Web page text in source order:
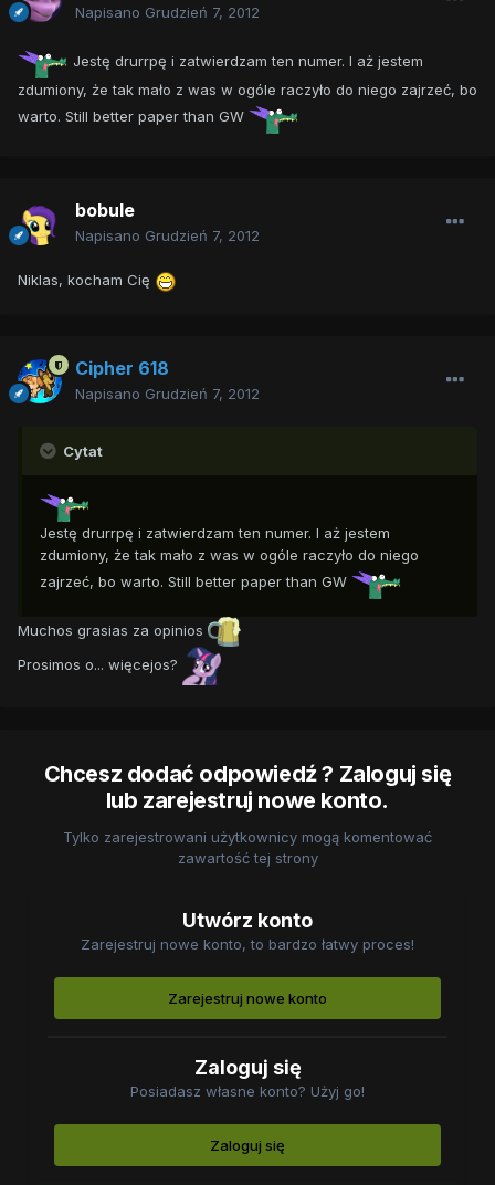
Napisano Grudzień 7, 2012
Jestę drurrpę i zatwierdzam ten numer. I aż jestem
zdumiony, że tak mało z was w ogóle raczyło do niego zajrzeć, bo
warto. Still better paper than GW
bobule
Napisano Grudzień 7, 2012
Niklas, kocham Cię
Cipher 618
Napisano Grudzień 7, 2012
Cytat
Jestę drurrpę i zatwierdzam ten numer. I aż jestem
zdumiony, że tak mało z was w ogóle raczyło do niego
zajrzeć, bo warto. Still better paper than GW
Muchos grasias za opinios
Prosimos o... więcejos?
Chcesz dodać odpowiedź ? Zaloguj się
lub zarejestruj nowe konto.
Tylko zarejestrowani użytkownicy mogą komentować
zawartość tej strony
Utwórz konto
Zarejestruj nowe konto, to bardzo łatwy proces!
Zarejestruj nowe konto
Zaloguj się
Posiadasz własne konto? Użyj go!
Zaloguj się